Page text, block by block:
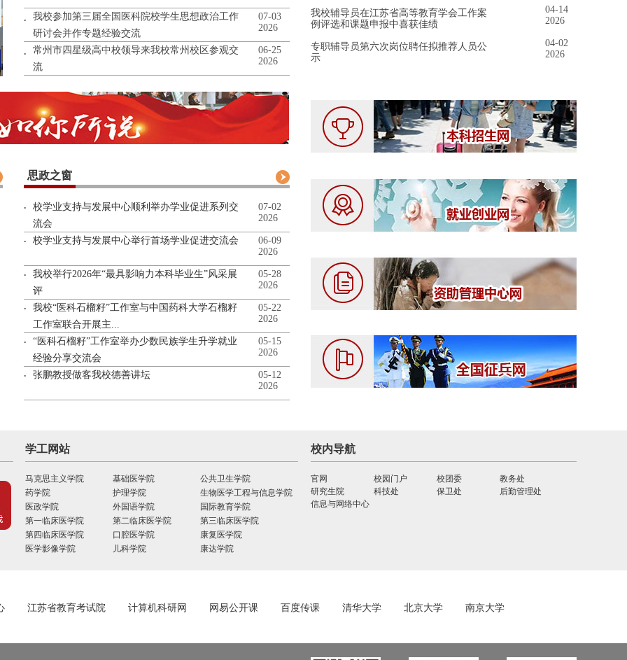
我校参加第三届全国医科院校学生思想政治工作
研讨会并作专题经验交流
07-03
2026
常州市四星级高中校领导来我校常州校区参观交
流
06-25
2026
04-14
2026
我校辅导员在江苏省高等教育学会工作案
例评选和课题申报中喜获佳绩
04-02
2026
专职辅导员第六次岗位聘任拟推荐人员公
示
思政之窗
校学业支持与发展中心顺利举办学业促进系列交
流会
07-02
2026
校学业支持与发展中心举行首场学业促进交流会
06-09
2026
我校举行2026年“最具影响力本科毕业生”风采展
评
05-28
2026
我校“医科石榴籽”工作室与中国药科大学石榴籽
工作室联合开展主...
05-22
2026
“医科石榴籽”工作室举办少数民族学生升学就业
经验分享交流会
05-15
2026
张鹏教授做客我校德善讲坛
05-12
2026
学工网站
马克思主义学院 基础医学院
公共卫生学院
药学院
护理学院
生物医学工程与信息学院
医政学院
外国语学院
国际教育学院
第一临床医学院
第二临床医学院
第三临床医学院
第四临床医学院
口腔医学院
康复医学院
医学影像学院
儿科学院 康达学院
校内导航
官网 校园门户 校团委
教务处
研究生院
科技处 保卫处
后勤管理处
信息与网络中心
江苏省教育考试院 计算机科研网 网易公开课 百度传课 清华大学 北京大学 南京大学